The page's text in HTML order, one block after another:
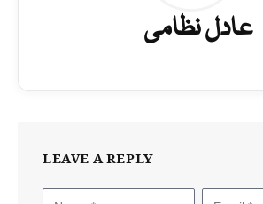
عادل نظامی
LEAVE A REPLY